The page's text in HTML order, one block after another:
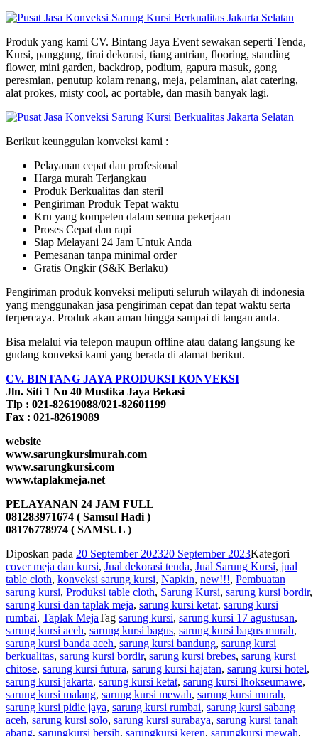
Produk yang kami CV. Bintang Jaya Event sewakan seperti Tenda,
Kursi, panggung, tirai dekorasi, tiang antrian, flooring, standing
flower, mini garden, backdrop, podium, gapura masuk, gong
peresmian, penutup kolam renang, meja, pelaminan, alat catering,
alat prokes, misty cool, ac portable, dan masih banyak lagi.
Berikut keunggulan konveksi kami :
Pelayanan cepat dan profesional
Harga murah Terjangkau
Produk Berkualitas dan steril
Pengiriman Produk Tepat waktu
Kru yang kompeten dalam semua pekerjaan
Proses Cepat dan rapi
Siap Melayani 24 Jam Untuk Anda
Pemesanan tanpa minimal order
Gratis Ongkir (S&K Berlaku)
Pengiriman produk konveksi meliputi seluruh wilayah di indonesia
yang menggunakan jasa pengiriman cepat dan tepat waktu serta
terpercaya. Produk akan aman hingga sampai di tangan anda.
Bisa melalui via telepon maupun offline atau datang langsung ke
gudang konveksi kami yang berada di alamat berikut.
CV. BINTANG JAYA PRODUKSI KONVEKSI
Jln. Siti 1 No 40 Mustika Jaya Bekasi
Tlp : 021-82619088/021-82601199
Fax : 021-82619089
website
www.sarungkursimurah.com
www.sarungkursi.com
www.taplakmeja.net
PELAYANAN 24 JAM FULL
081283971674 ( Samsul Hadi )
08176778974 ( SAMSUL )
Diposkan pada 20 September 202320 September 2023Kategori
cover meja dan kursi, Jual dekorasi tenda, Jual Sarung Kursi, jual
table cloth, konveksi sarung kursi, Napkin, new!!!, Pembuatan
sarung kursi, Produksi table cloth, Sarung Kursi, sarung kursi bordir,
sarung kursi dan taplak meja, sarung kursi ketat, sarung kursi
rumbai, Taplak MejaTag sarung kursi, sarung kursi 17 agustusan,
sarung kursi aceh, sarung kursi bagus, sarung kursi bagus murah,
sarung kursi banda aceh, sarung kursi bandung, sarung kursi
berkualitas, sarung kursi bordir, sarung kursi brebes, sarung kursi
chitose, sarung kursi futura, sarung kursi hajatan, sarung kursi hotel,
sarung kursi jakarta, sarung kursi ketat, sarung kursi lhokseumawe,
sarung kursi malang, sarung kursi mewah, sarung kursi murah,
sarung kursi pidie jaya, sarung kursi rumbai, sarung kursi sabang
aceh, sarung kursi solo, sarung kursi surabaya, sarung kursi tanah
abang, sarungkursi bersih, sarungkursi keren, sarungkursi mewah,